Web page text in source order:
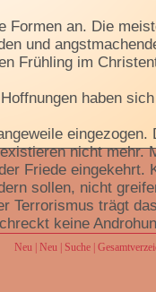
Formen an. Die
und
Frühling im
haben
eingezogen.
nicht mehr.
Friede eingekehrt.
sollen, nicht
Terrorismus trägt
keine
den Kriegen im
Neu | Neu | Suche |